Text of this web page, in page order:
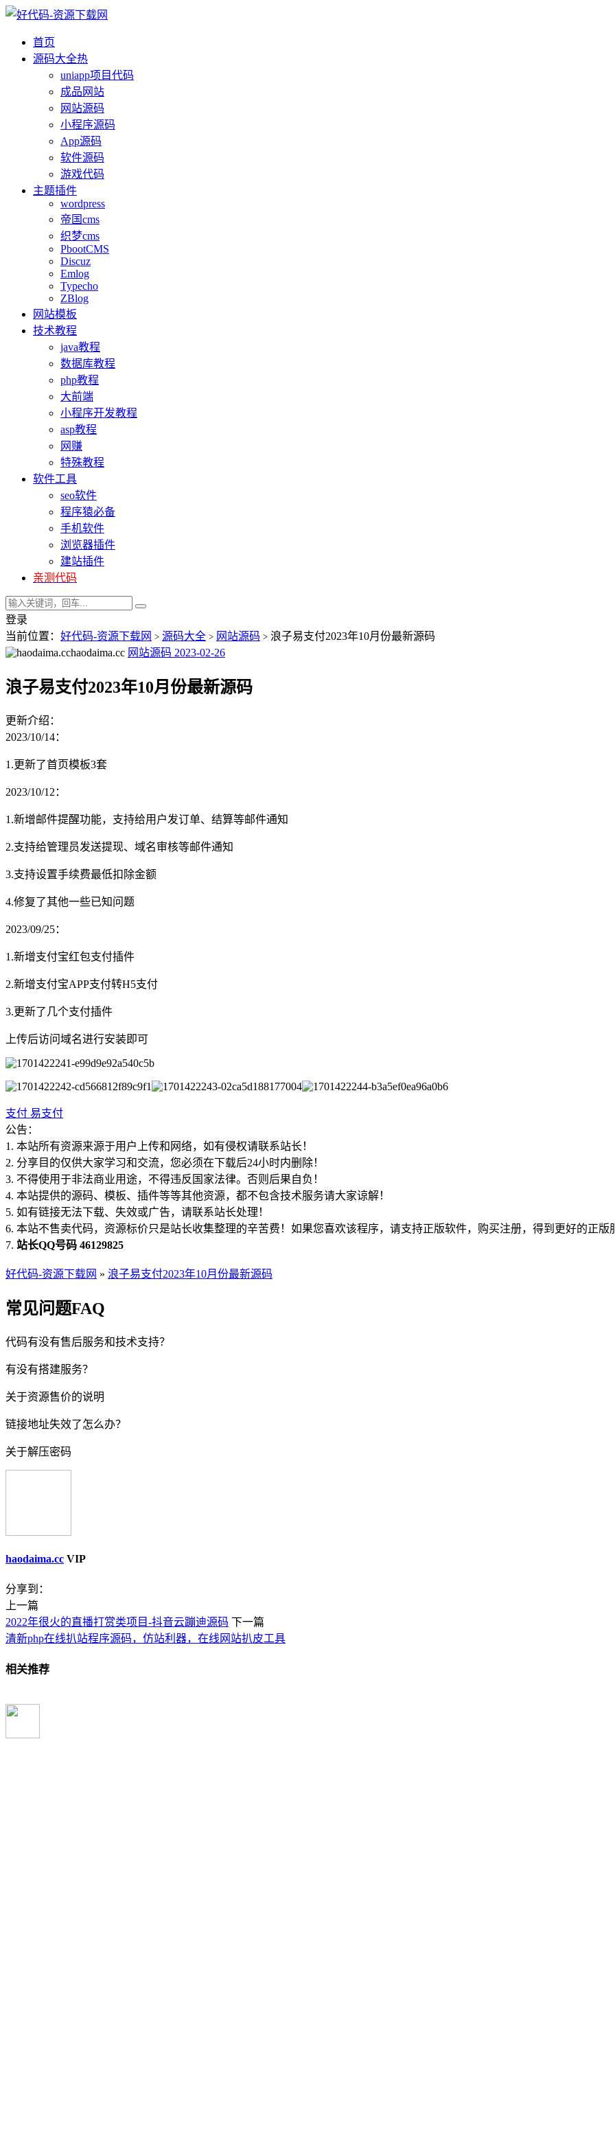
首页
源码大全热
uniapp项目代码
成品网站
网站源码
小程序源码
App源码
软件源码
游戏代码
主题插件
wordpress
帝国cms
织梦cms
PbootCMS
Discuz
Emlog
Typecho
ZBlog
网站模板
技术教程
java教程
数据库教程
php教程
大前端
小程序开发教程
asp教程
网赚
特殊教程
软件工具
seo软件
程序猿必备
手机软件
浏览器插件
建站插件
亲测代码
登录
当前位置： 好代码-资源下载网 > 源码大全 > 网站源码 > 浪子易支付2023年10月份最新源码
haodaima.cc 网站源码 2023-02-26
浪子易支付2023年10月份最新源码
更新介绍：
2023/10/14：
1.更新了首页模板3套
2023/10/12：
1.新增邮件提醒功能，支持给用户发订单、结算等邮件通知
2.支持给管理员发送提现、域名审核等邮件通知
3.支持设置手续费最低扣除金额
4.修复了其他一些已知问题
2023/09/25：
1.新增支付宝红包支付插件
2.新增支付宝APP支付转H5支付
3.更新了几个支付插件
上传后访问域名进行安装即可
支付 易支付
公告：
1. 本站所有资源来源于用户上传和网络，如有侵权请联系站长！
2. 分享目的仅供大家学习和交流，您必须在下载后24小时内删除！
3. 不得使用于非法商业用途，不得违反国家法律。否则后果自负！
4. 本站提供的源码、模板、插件等等其他资源，都不包含技术服务请大家谅解！
5. 如有链接无法下载、失效或广告，请联系站长处理！
6. 本站不售卖代码，资源标价只是站长收集整理的辛苦费！如果您喜欢该程序，请支持正版软件，购买注册，得到更好的正版
7. 站长QQ号码 46129825
好代码-资源下载网 » 浪子易支付2023年10月份最新源码
常见问题FAQ
代码有没有售后服务和技术支持？
有没有搭建服务？
关于资源售价的说明
链接地址失效了怎么办？
关于解压密码
haodaima.cc VIP
分享到：
上一篇
2022年很火的直播打赏类项目-抖音云蹦迪源码 下一篇
清新php在线扒站程序源码，仿站利器，在线网站扒皮工具
相关推荐